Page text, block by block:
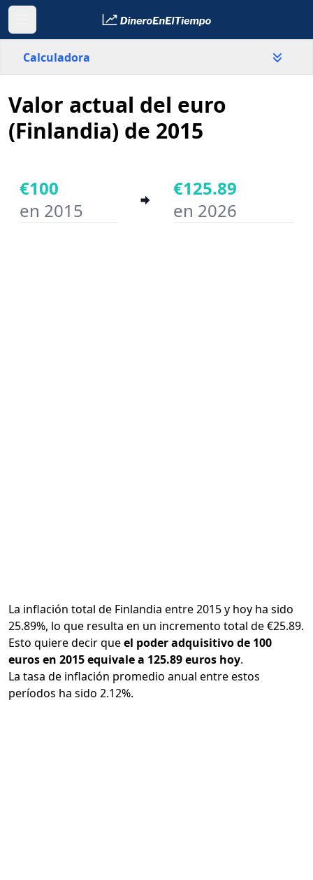
Calculadora
Finlandia
País
Año inicial
Valor actual del euro
(Finlandia) de 2015
€100
en 2015
€125.89
en 2026
La inflación total de Finlandia entre 2015 y hoy ha sido
25.89%, lo que resulta en un incremento total de €25.89.
Esto quiere decir queel poder adquisitivo de 100
euros en 2015 equivale a 125.89 euros hoy.
La tasa de inflación promedio anual entre estos
períodos ha sido 2.12%.